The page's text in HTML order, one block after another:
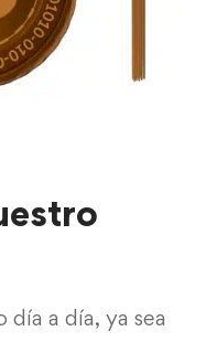
a día, ya sea